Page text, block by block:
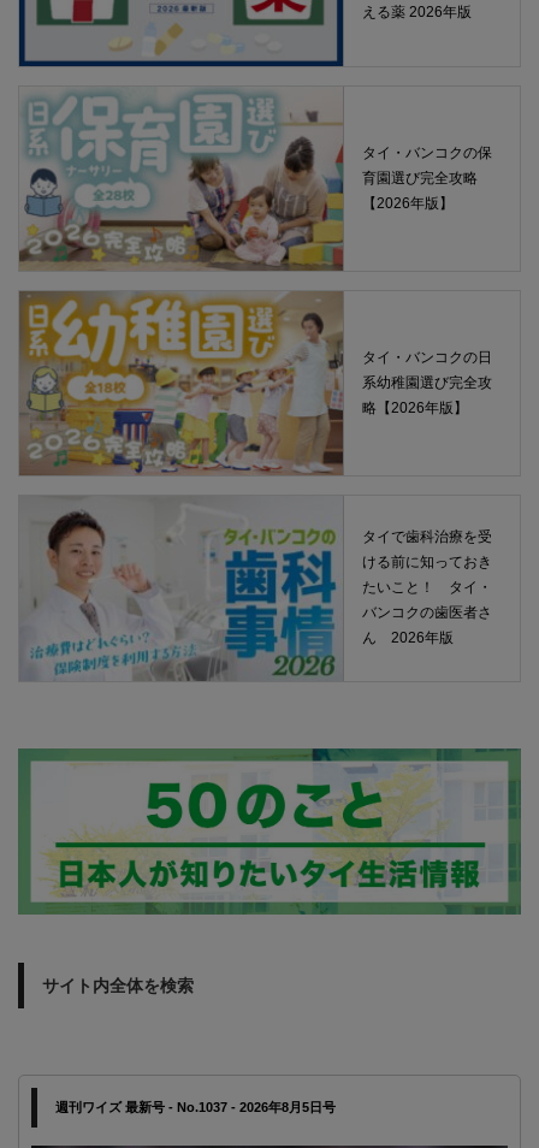
える薬 2026年版
タイ・バンコクの保
育園選び完全攻略
【2026年版】
タイ・バンコクの日
系幼稚園選び完全攻
略【2026年版】
タイで歯科治療を受
ける前に知っておき
たいこと！ タイ・
バンコクの歯医者さ
ん 2026年版
サイト内全体を検索
週刊ワイズ 最新号 - No.1037 - 2026年8月5日号